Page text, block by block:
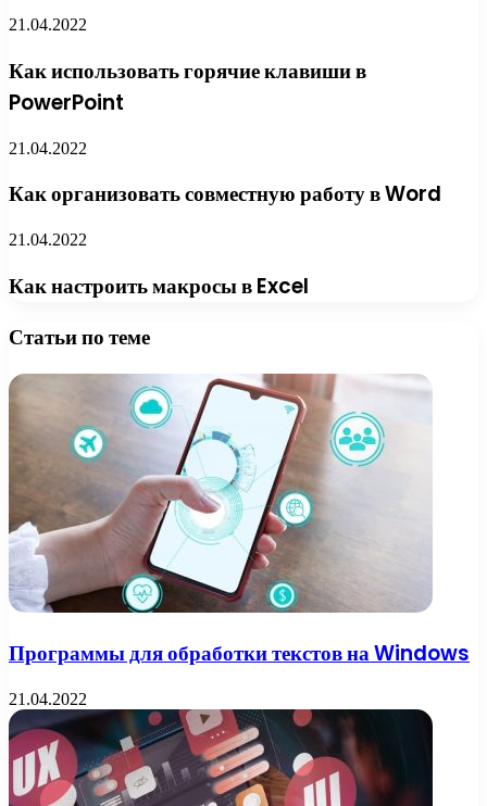
21.04.2022
Как использовать горячие клавиши в
PowerPoint
21.04.2022
Как организовать совместную работу в Word
21.04.2022
Как настроить макросы в Excel
Статьи по теме
Программы для обработки текстов на Windows
21.04.2022